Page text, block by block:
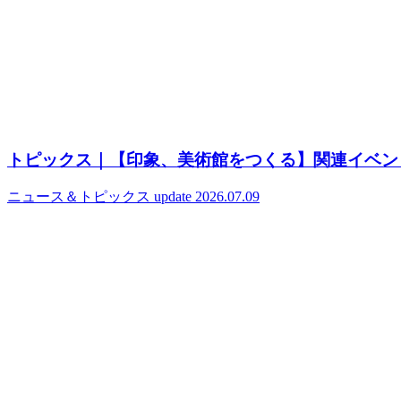
トピックス｜【印象、美術館をつくる】関連イベ
ニュース＆トピックス update 2026.07.09